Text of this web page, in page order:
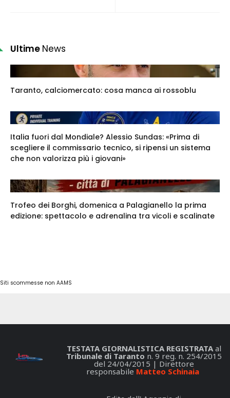
Ultime News
Taranto, calciomercato: cosa manca ai rossoblu
Italia fuori dal Mondiale? Alessio Sundas: «Prima di
scegliere il commissario tecnico, si ripensi un sistema
che non valorizza più i giovani»
Trofeo dei Borghi, domenica a Palagianello la prima
edizione: spettacolo e adrenalina tra vicoli e scalinate
Siti scommesse non AAMS
TESTATA GIORNALISTICA REGISTRATAal
Tribunale di Taranto n. 9 reg. n. 254/2015
del 24/04/2015 | Direttore
responsabile Matteo Schinaia